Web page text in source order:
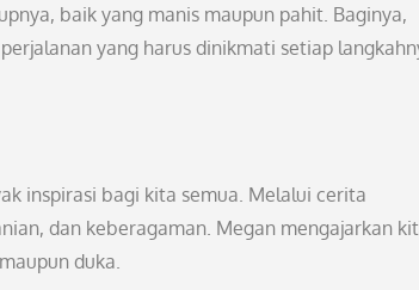
baik yang manis maupun pahit. Baginya,
yang harus dinikmati setiap
inspirasi bagi kita semua. Melalui cerita
dan keberagaman. Megan mengajarkan
duka.